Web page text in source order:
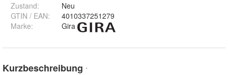
Zustand:
Neu
GTIN / EAN:
4010337251279
Marke:
Gira
Kurzbeschreibung *